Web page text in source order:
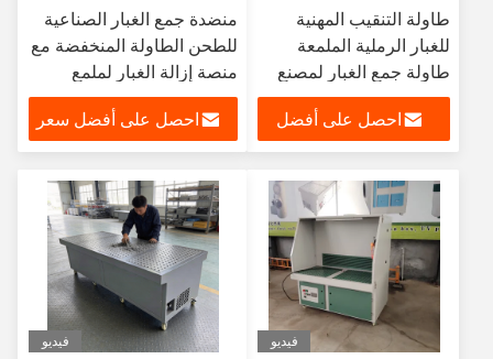
طاولة التنقيب المهنية
للغبار الرملية الملمعة
طاولة جمع الغبار لمصنع
مواد البناء
احصل على أفضل
منضدة جمع الغبار الصناعية
للطحن الطاولة المنخفضة مع
منصة إزالة الغبار لملمع
المعادن المحرك
احصل على أفضل سعر
فيديو فيديو